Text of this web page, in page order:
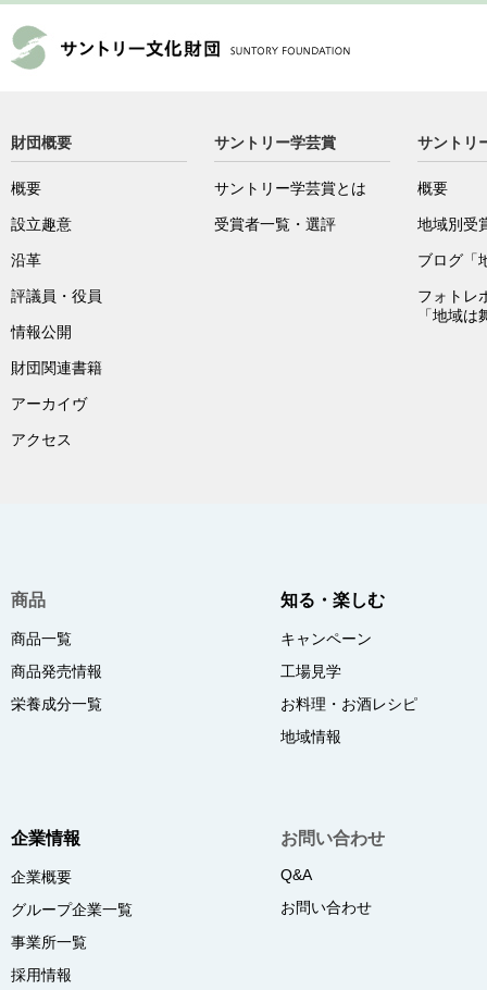
財団概要
概要
設立趣意
沿革
評議員・役員
情報公開
財団関連書籍
アーカイヴ
アクセス
サントリー学芸賞
サントリー学芸賞とは
受賞者一覧・選評
サントリ
概要
地域別受
ブログ「
フォトレ
「地域は
商品
商品一覧
商品発売情報
栄養成分一覧
知る・楽しむ
キャンペーン
工場見学
お料理・お酒レシピ
地域情報
企業情報
企業概要
グループ企業一覧
事業所一覧
採用情報
お問い合わせ
Q&A
お問い合わせ